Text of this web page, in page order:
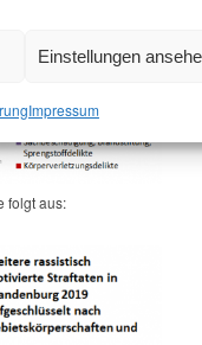
Einstellungen
Impressum
folgt aus: